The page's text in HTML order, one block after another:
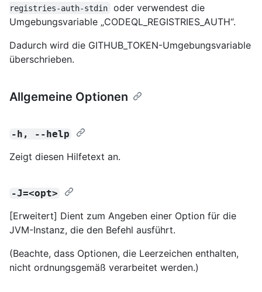
registries-auth-stdin
oder verwendest die
Umgebungsvariable „CODEQL_REGISTRIES_AUTH“.
Dadurch wird die GITHUB_TOKEN-Umgebungsvariable
überschrieben.
Allgemeine Optionen
-h, --help
Zeigt diesen Hilfetext an.
-J=<opt>
[Erweitert] Dient zum Angeben einer Option für die
JVM-Instanz, die den Befehl ausführt.
(Beachte, dass Optionen, die Leerzeichen enthalten,
nicht ordnungsgemäß verarbeitet werden.)